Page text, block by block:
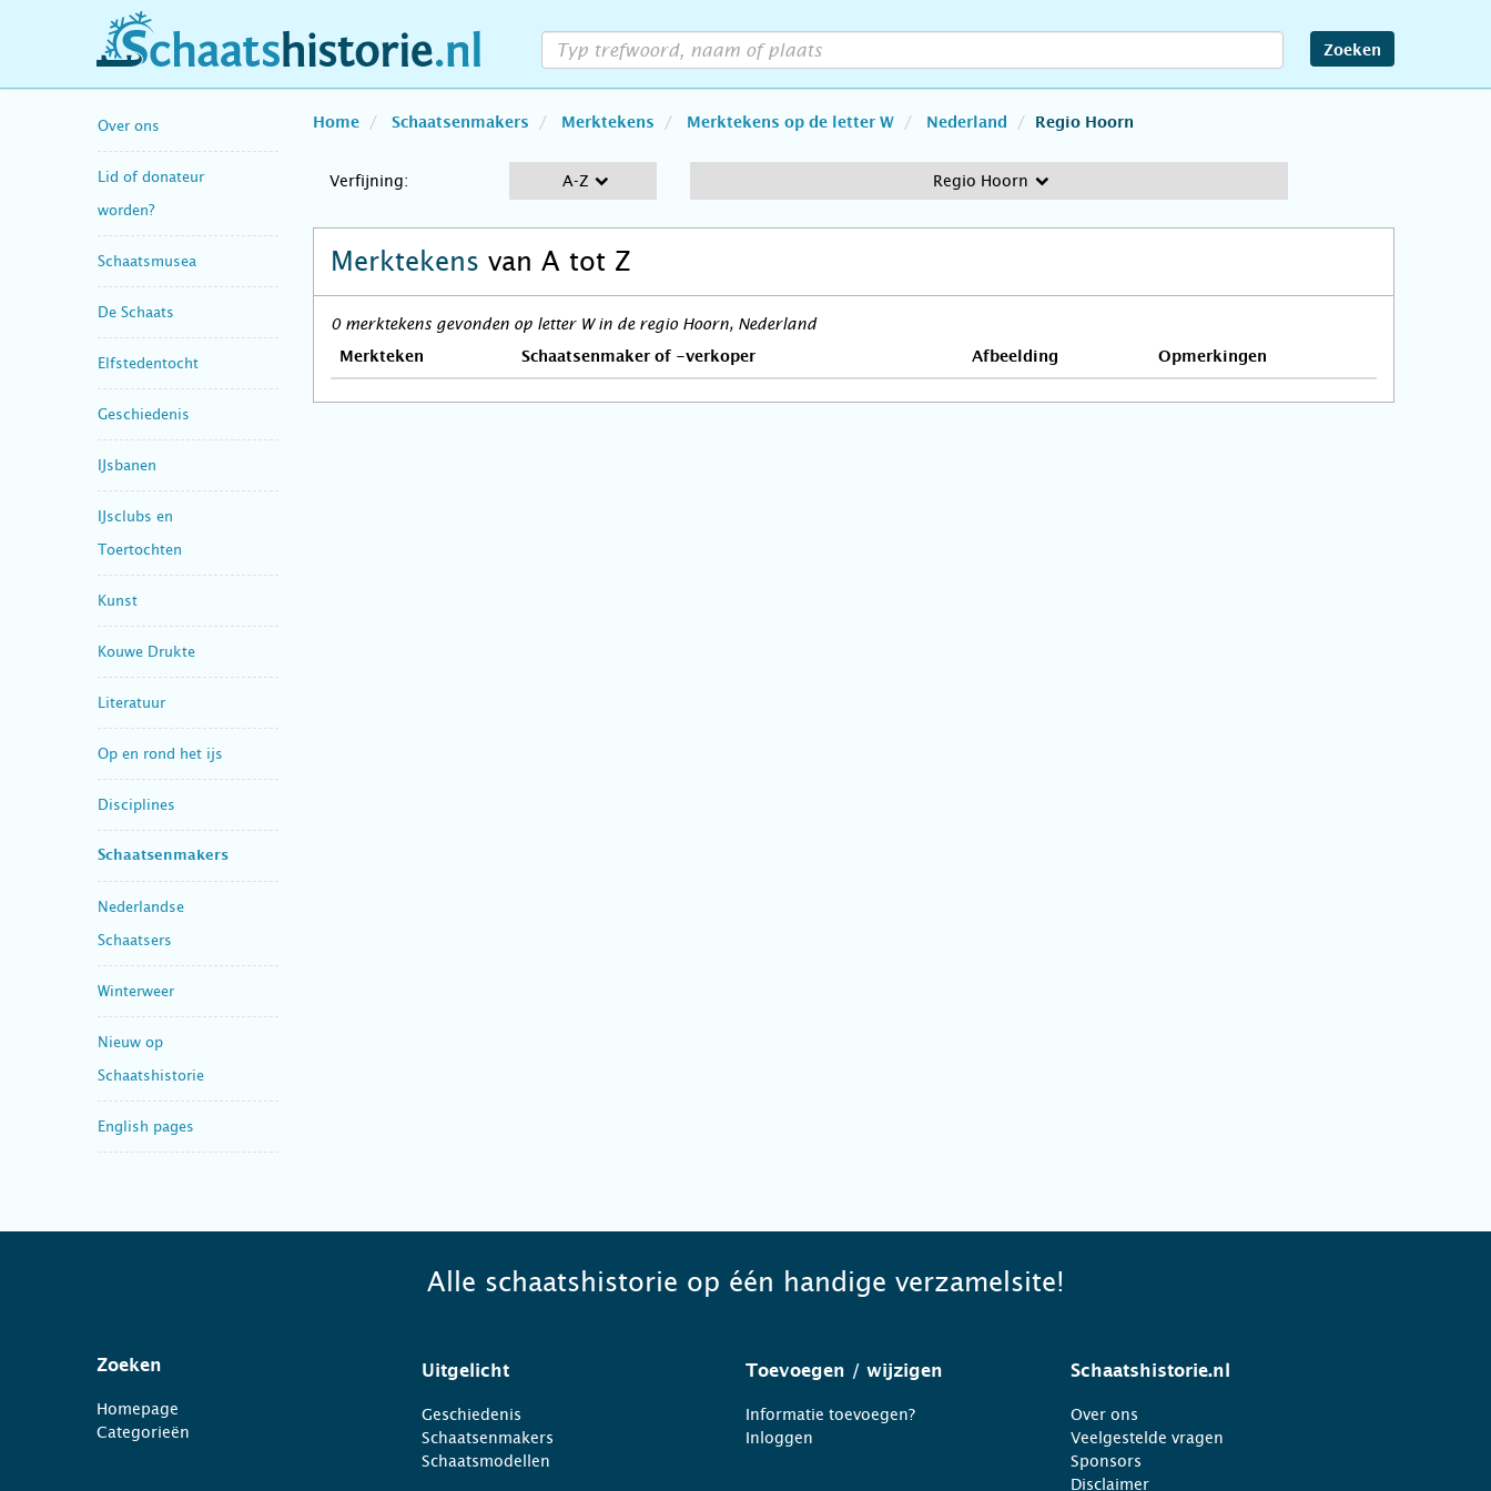
schaatshistorie.nl Zoeken
Over ons
Lid of donateur
worden?
Schaatsmusea
De Schaats
Elfstedentocht
Geschiedenis
IJsbanen
IJsclubs en
Toertochten
Kunst
Kouwe Drukte
Literatuur
Op en rond het ijs
Disciplines
Schaatsenmakers
Nederlandse
Schaatsers
Winterweer
Nieuw op
Schaatshistorie
English pages
Home Schaatsenmakers Merktekens Merktekens op de letter W Nederland Regio Hoorn
Verfijning: A-Z Regio Hoorn
Merktekens van A tot Z
0 merktekens gevonden op letter W in de regio Hoorn, Nederland
Merkteken Schaatsenmaker of -verkoper Afbeelding Opmerkingen
Alle schaatshistorie op één handige verzamelsite!
Zoeken
Homepage
Categorieën
Uitgelicht
Geschiedenis
Schaatsenmakers
Schaatsmodellen
Toevoegen / wijzigen
Informatie toevoegen?
Inloggen
Schaatshistorie.nl
Over ons
Veelgestelde vragen
Sponsors
Disclaimer